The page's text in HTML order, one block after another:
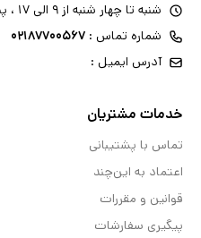
شنبه تا چهار شنبه از ۹ الی ۱۷ ، پنج شنبه ۹ الی ۱۳
شماره تماس : ۰۲۱۸۷۷۰۰۵۶۷
آدرس ایمیل :
خدمات مشتریان
تماس با پشتیبانی
اعتماد به این‌چند
قوانین و مقررات
پیگیری سفارشات